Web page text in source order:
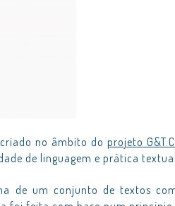
no âmbito do projeto
de linguagem e prática
de um conjunto de textos